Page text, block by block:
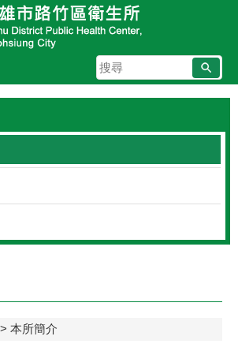
搜
尋
本所簡介